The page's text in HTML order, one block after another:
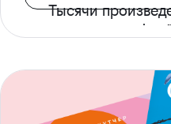
Тысячи
с доступом